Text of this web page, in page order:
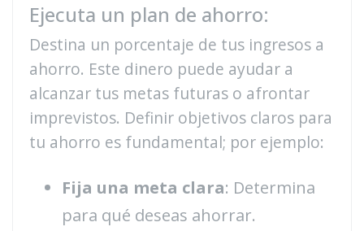
Ejecuta un plan de ahorro:
Destina un porcentaje de tus ingresos a
ahorro. Este dinero puede ayudar a
alcanzar tus metas futuras o afrontar
imprevistos. Definir objetivos claros para
tu ahorro es fundamental; por ejemplo:
Fija una meta clara: Determina
para qué deseas ahorrar.